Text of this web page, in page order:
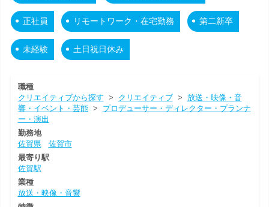
正社員 リモートワーク・在宅勤務 第二新卒
未経験 土日祝日休み
職種
クリエイティブから探す > クリエイティブ> 放送・映像・音
響・イベント・芸能> プロデューサー・ディレクター・プランナ
ー・演出
勤務地
佐賀県
佐賀市
最寄り駅
佐賀駅
業種
放送・映像・音響